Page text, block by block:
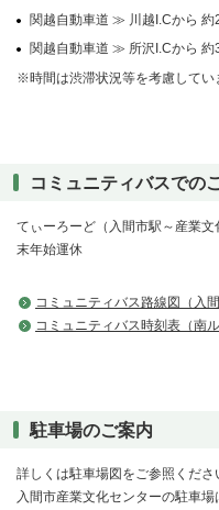
関越自動車道 ≫ 川越I.Cから 約
関越自動車道 ≫ 所沢I.Cから 約
※時間は渋滞状況等を考慮してい
コミュニティバスでの
てぃーろーど（入間市駅～産業
末年始運休
コミュニティバス路線図（入
コミュニティバス時刻表（南
駐車場のご案内
詳しくは駐車場図をご参照くださ
入間市産業文化センターの駐車